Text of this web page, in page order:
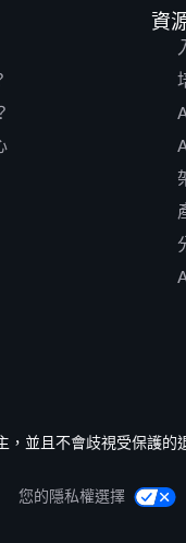
資
，並且不會歧視受保護
您的隱私權選擇